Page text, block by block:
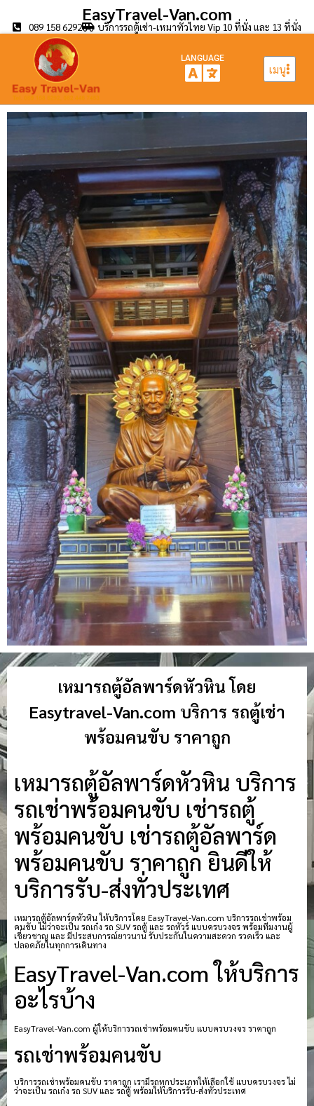
EasyTravel-Van.com
089 158 6292 บริการรถตู้เช่า-เหมาทั่วไทย Vip 10 ที่นั่ง และ 13 ที่นั่ง
เมนู
LANGUAGE
เหมารถตู้อัลพาร์ดหัวหิน โดย
Easytravel-Van.com บริการ รถตู้เช่า
พร้อมคนขับ ราคาถูก
เหมารถตู้อัลพาร์ดหัวหิน บริการ
รถเช่าพร้อมคนขับ เช่ารถตู้
พร้อมคนขับ เช่ารถตู้อัลพาร์ด
พร้อมคนขับ ราคาถูก ยินดีให้
บริการรับ-ส่งทั่วประเทศ
เหมารถตู้อัลพาร์ดหัวหิน ให้บริการโดย EasyTravel-Van.com บริการรถเช่าพร้อม
คนขับ ไม่ว่าจะเป็น รถเก๋ง รถ SUV รถตู้ และ รถทัวร์ แบบครบวงจร พร้อมทีมงานผู้
เชี่ยวชาญ และ มีประสบการณ์ยาวนาน รับประกันในความสะดวก รวดเร็ว และ
ปลอดภัยในทุกการเดินทาง
EasyTravel-Van.com ให้บริการ
อะไรบ้าง
EasyTravel-Van.com ผู้ให้บริการรถเช่าพร้อมคนขับ แบบครบวงจร ราคาถูก
รถเช่าพร้อมคนขับ
บริการรถเช่าพร้อมคนขับ ราคาถูก เรามีรถทุกประเภทให้เลือกใช้ แบบครบวงจร ไม่
ว่าจะเป็น รถเก๋ง รถ SUV และ รถตู้ พร้อมให้บริการรับ-ส่งทั่วประเทศ